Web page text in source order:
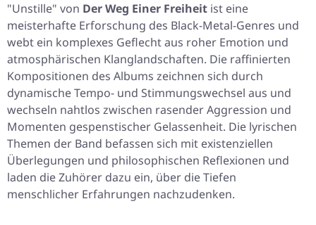
"Unstille" von Der Weg Einer Freiheit ist eine
meisterhafte Erforschung des Black-Metal-Genres und
webt ein komplexes Geflecht aus roher Emotion und
atmosphärischen Klanglandschaften. Die raffinierten
Kompositionen des Albums zeichnen sich durch
dynamische Tempo- und Stimmungswechsel aus und
wechseln nahtlos zwischen rasender Aggression und
Momenten gespenstischer Gelassenheit. Die lyrischen
Themen der Band befassen sich mit existenziellen
Überlegungen und philosophischen Reflexionen und
laden die Zuhörer dazu ein, über die Tiefen
menschlicher Erfahrungen nachzudenken.